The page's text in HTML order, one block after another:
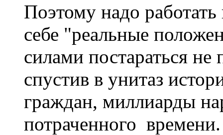
Поэтому надо
себе "реальные
силами постараться не
спустив в унитаз
граждан, миллиарды
потраченного времени.